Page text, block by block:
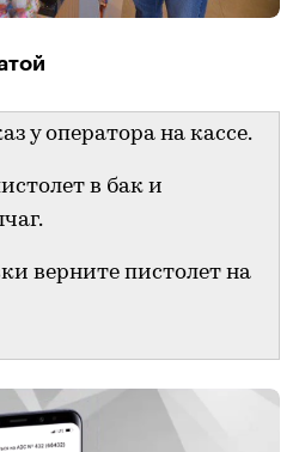
у оператора на кассе.
в бак и
верните пистолет на